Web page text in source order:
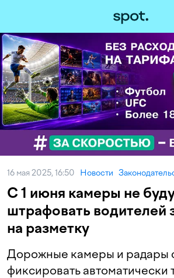
16 мая 2025, 16:50 Новости
С 1 июня камеры не
штрафовать водителей
на разметку
Дорожные камеры и радары
фиксировать автоматически